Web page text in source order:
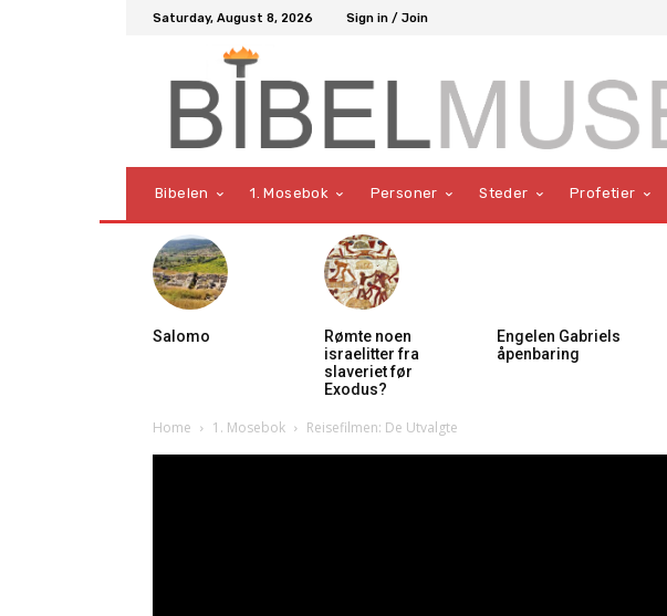
Saturday, August 8, 2026 Sign in / Join
Bibelen 1. Mosebok Personer Steder Profetier
Salomo
Rømte noen
israelitter fra
slaveriet før
Exodus?
Engelen Gabriels
åpenbaring
Home 1. Mosebok Reisefilmen: De Utvalgte